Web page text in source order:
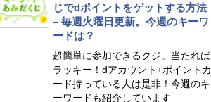
じでdポイントをゲットする方法
– 毎週火曜日更新。今週のキーワ
ードは？
超簡単に参加できるクジ。当たれば
ラッキー！dアカウント+ポイントカ
ード持っている人は是非！今週のキ
ーワードも紹介しています